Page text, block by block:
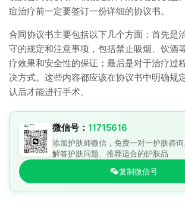
痘治疗前一定要签订一份详细的协议书。
合同协议书主要包括以下几个方面：首先是
守的规定和注意事项，包括禁止吸烟、饮酒
疗效果和安全性的保证；最后是对于治疗过
决方式。这些内容都应该在协议书中明确规
认后才能进行手术。
微信号： 11715616
添加护肤师微信，免费一对一护肤咨询
解答护肤问题、推荐适合的护肤品
复制微信号